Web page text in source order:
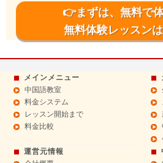
👉まずは、無料で
無料体験レッスン
メインメニュー
中国語教室
料金システム
レッスン開始まで
料金比較
運営元情報